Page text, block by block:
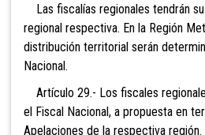
Las fiscalías regionales tendrán
regional respectiva. En la Región
distribución territorial serán
Nacional.
Artículo 29.- Los fiscales
el Fiscal Nacional, a propuesta en
Apelaciones de la respectiva